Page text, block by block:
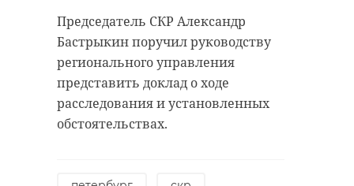
Председатель СКР Александр
Бастрыкин поручил руководству
регионального управления
представить доклад о ходе
расследования и установленных
обстоятельствах.
Поделиться статьей: